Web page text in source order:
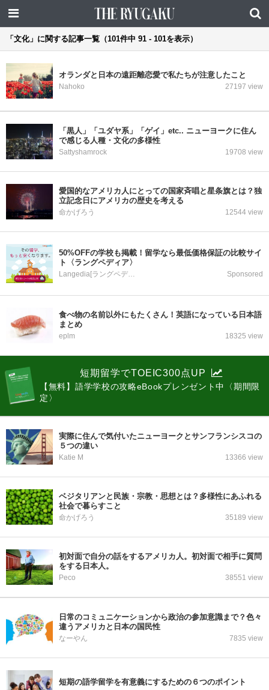
「文化」に関する記事一覧（101件中 91 - 101を表示）
オランダと日本の遠距離恋愛で私たちが注意したこと
Nahoko 27197 view
「黒人」「ユダヤ系」「ゲイ」etc.. ニューヨークに住ん
で感じる人種・文化の多様性
Sattyshamrock 19708 view
愛国的なアメリカ人にとっての国家斉唱と星条旗とは？独
立記念日にアメリカの歴史を考える
命かげろう 12544 view
50%OFFの学校も掲載！留学なら最低価格保証の比較サイ
ト〈ラングペディア〉
Langedia[ラングペディア] Sponsored
食べ物の名前以外にもたくさん！英語になっている日本語
まとめ
eplm 18325 view
短期留学でTOEIC300点UP
【無料】語学学校の攻略eBookプレンゼント中〈期間限
定〉
実際に住んで気付いたニューヨークとサンフランシスコの
５つの違い
Katie M 13366 view
ベジタリアンと民族・宗教・思想とは？多様性にあふれる
社会で暮らすこと
命かげろう 35189 view
初対面で自分の話をするアメリカ人。初対面で相手に質問
をする日本人。
Peco 38551 view
日常のコミュニケーションから政治の参加意識まで？色々
違うアメリカと日本の国民性
なーやん 7835 view
短期の語学留学を有意義にするための６つのポイント